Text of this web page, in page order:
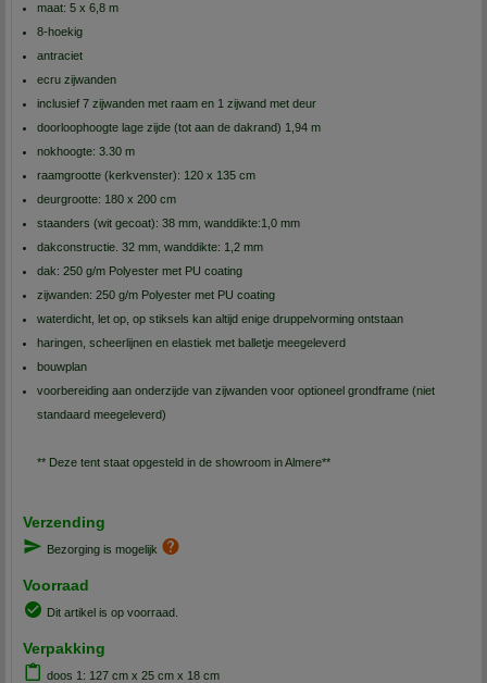
maat: 5 x 6,8 m
8-hoekig
antraciet
ecru zijwanden
inclusief 7 zijwanden met raam en 1 zijwand met deur
doorloophoogte lage zijde (tot aan de dakrand) 1,94 m
nokhoogte: 3.30 m
raamgrootte (kerkvenster): 120 x 135 cm
deurgrootte: 180 x 200 cm
staanders (wit gecoat): 38 mm, wanddikte:1,0 mm
dakconstructie. 32 mm, wanddikte: 1,2 mm
dak: 250 g/m Polyester met PU coating
zijwanden: 250 g/m Polyester met PU coating
waterdicht, let op, op stiksels kan altijd enige druppelvorming ontstaan
haringen, scheerlijnen en elastiek met balletje meegeleverd
bouwplan
voorbereiding aan onderzijde van zijwanden voor optioneel grondframe (niet
standaard meegeleverd)
** Deze tent staat opgesteld in de showroom in Almere**
Verzending
Bezorging is mogelijk
Voorraad
Dit artikel is op voorraad.
Verpakking
doos 1: 127 cm x 25 cm x 18 cm